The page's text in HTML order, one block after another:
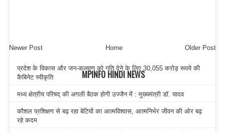
Newer Post Older Post
Home
MPINFO HINDI NEWS
प्रदेश के विकास और जन-कल्याण को गति देने के लिए 30,055 करोड़ रूपये की
कैबिनेट स्वीकृति
मध्य क्षेत्रीय परिषद् की अगली बैठक होगी उज्जैन में : मुख्यमंत्री डॉ. यादव
कौशल प्रशिक्षण से बढ़ रहा बेटियों का आत्मविश्वास, आत्मनिर्भर जीवन की ओर बढ़
रहे कदम